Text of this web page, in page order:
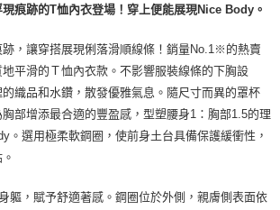
含以上)免運費
現痕跡的T恤內衣登場！穿上便能展現Nice Body。
，讓穿搭展現俐落滑順線條！銷量No.1※的熱賣
平滑的Ｔ恤內衣款。不影響服裝線條的下胸設
織品和水鑽，散發優雅氣息。隨尺寸而異的罩杯
部增添最合適的豐盈感，型塑腰身1：胸部1.5的理
。選用極柔軟鋼圈，使前身土台具備保護緩衝性，
軀，賦予舒適著感。鋼圈位於外側，親膚側表面依